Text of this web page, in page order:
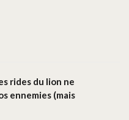
rides du lion ne
ennemies (mais